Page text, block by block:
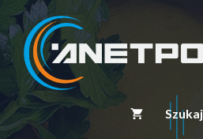
Przejdź
do
treści